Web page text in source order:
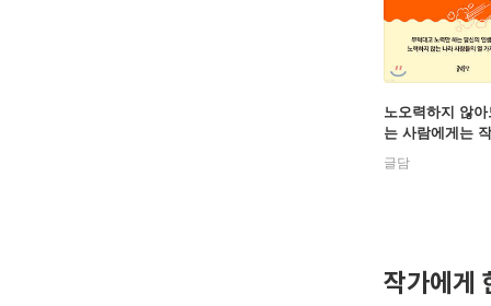
노오력하지 않
는 사람에게는
글담
작가에게